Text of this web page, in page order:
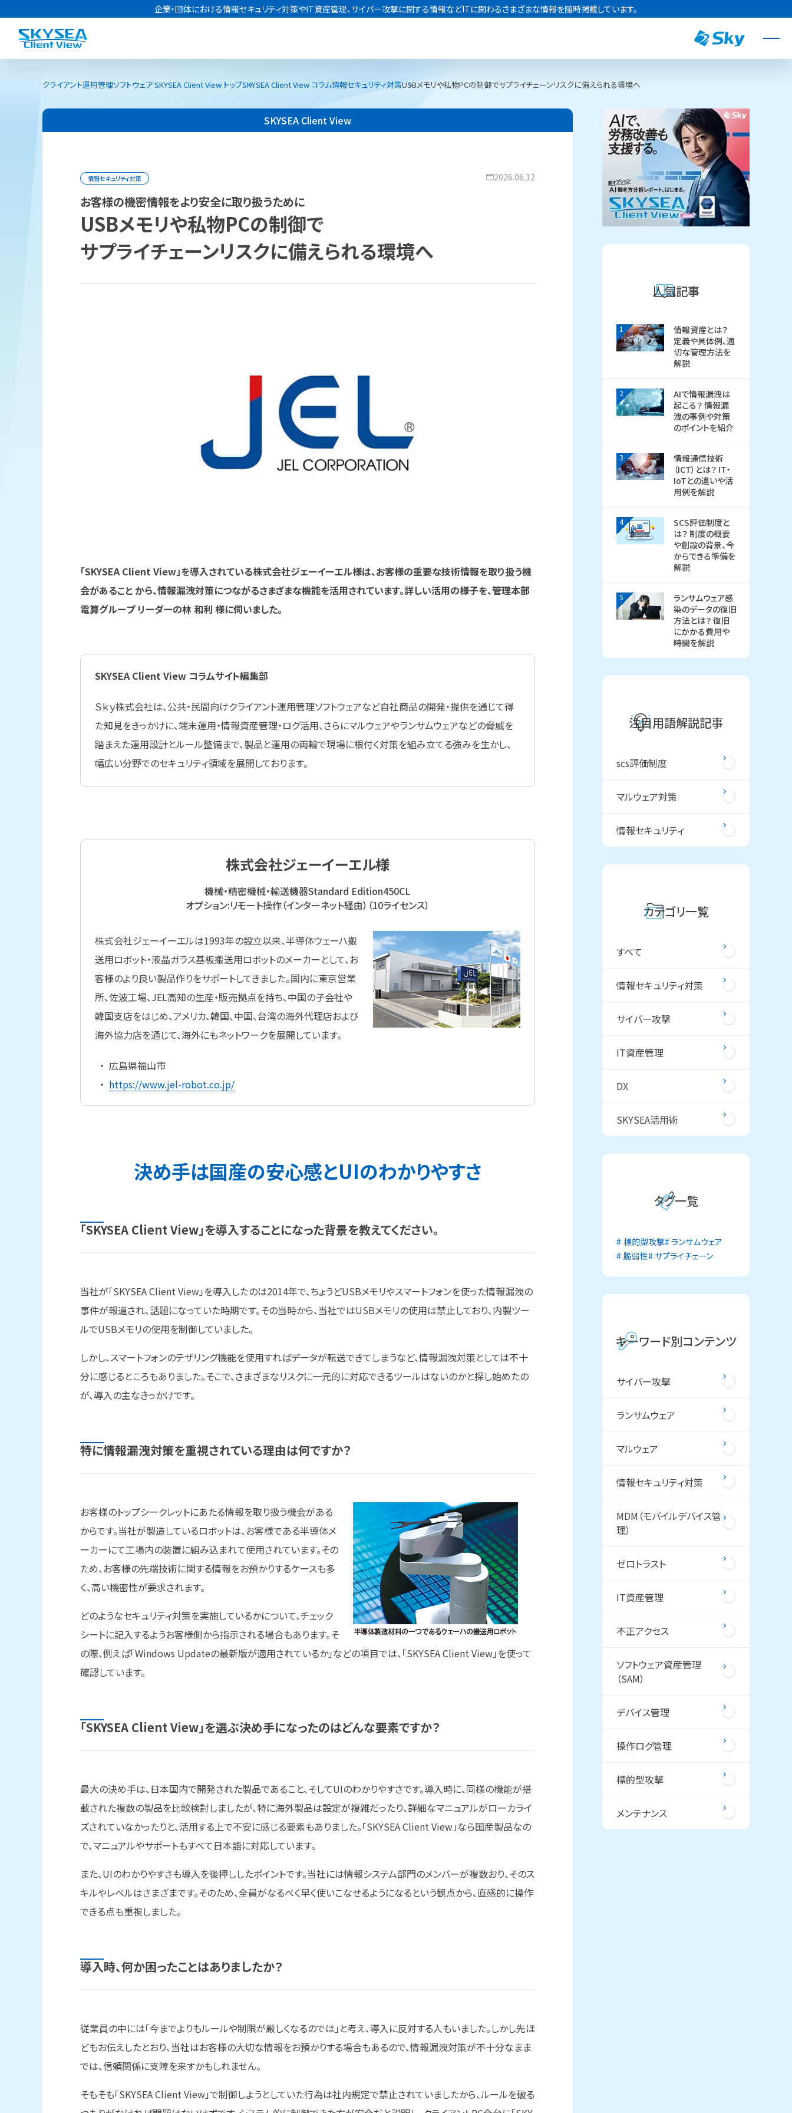
企業・団体における情報セキュリティ対策やIT資産管理、サイバー攻撃に関する情報などITに関わるさまざまな情報を随時掲載しています。
クライアント運用管理ソフトウェア SKYSEA Client View トップSKYSEA Client View コラム情報セキュリティ対策USBメモリや私物PCの制御でサプライチェーンリスクに備えられる環境へ
SKYSEA Client View
情報セキュリティ対策 2026.06.12
お客様の機密情報をより安全に取り扱うために
USBメモリや私物PCの制御で
サプライチェーンリスクに備えられる環境へ
「SKYSEA Client View」を導入されている株式会社ジェーイーエル様は、お客様の重要な技術情報を取り扱う機
会があること から、情報漏洩対策につながるさまざまな機能を活用されています。詳しい活用の様子を、管理本部
電算グループ リーダーの林 和利 様に伺いました。
SKYSEA Client View コラムサイト編集部
Ｓｋｙ株式会社は、公共・民間向けクライアント運用管理ソフトウェアなど自社商品の開発・提供を通じて得
た知見をきっかけに、端末運用・情報資産管理・ログ活用、さらにマルウェアやランサムウェアなどの脅威を
踏まえた運用設計とルール整備まで、製品と運用の両輪で現場に根付く対策を組み立てる強みを生かし、
幅広い分野でのセキュリティ領域を展開しております。
株式会社ジェーイーエル様
機械・精密機械・輸送機器Standard Edition450CL
オプション:リモート操作（インターネット経由）（10ライセンス）
株式会社ジェーイーエルは1993年の設立以来、半導体ウェーハ搬
送用ロボット・液晶ガラス基板搬送用ロボットのメーカーとして、お
客様のより良い製品作りをサポートしてきました。国内に東京営業
所、佐波工場、JEL高知の生産・販売拠点を持ち、中国の子会社や
韓国支店をはじめ、アメリカ、韓国、中国、台湾の海外代理店および
海外協力店を通じて、海外にもネットワークを展開しています。
広島県福山市
https://www.jel-robot.co.jp/
決め手は国産の安心感とUIのわかりやすさ
「SKYSEA Client View」を導入することになった背景を教えてください。
当社が「SKYSEA Client View」を導入したのは2014年で、ちょうどUSBメモリやスマートフォンを使った情報漏洩の
事件が報道され、話題になっていた時期です。その当時から、当社ではUSBメモリの使用は禁止しており、内製ツー
ルでUSBメモリの使用を制御していました。
しかし、スマートフォンのテザリング機能を使用すればデータが転送できてしまうなど、情報漏洩対策としては不十
分に感じるところもありました。そこで、さまざまなリスクに一元的に対応できるツールはないのかと探し始めたの
が、導入の主なきっかけです。
特に情報漏洩対策を重視されている理由は何ですか？
お客様のトップシークレットにあたる情報を取り扱う機会がある
からです。当社が製造しているロボットは、お客様である半導体メ
ーカーにて工場内の装置に組み込まれて使用されています。その
ため、お客様の先端技術に関する情報をお預かりするケースも多
く、高い機密性が要求されます。
どのようなセキュリティ対策を実施しているかについて、チェック
シートに記入するようお客様側から指示される場合もあります。そ
の際、例えば「Windows Updateの最新版が適用されているか」などの項目では、「SKYSEA Client View」を使って
確認しています。
「SKYSEA Client View」を選ぶ決め手になったのはどんな要素ですか？
最大の決め手は、日本国内で開発された製品であること、そしてUIのわかりやすさです。導入時に、同様の機能が搭
載された複数の製品を比較検討しましたが、特に海外製品は設定が複雑だったり、詳細なマニュアルがローカライ
ズされていなかったりと、活用する上で不安に感じる要素もありました。「SKYSEA Client View」なら国産製品なの
で、マニュアルやサポートもすべて日本語に対応しています。
また、UIのわかりやすさも導入を後押ししたポイントです。当社には情報システム部門のメンバーが複数おり、そのス
キルやレベルはさまざまです。そのため、全員がなるべく早く使いこなせるようになるという観点から、直感的に操作
できる点も重視しました。
導入時、何か困ったことはありましたか？
従業員の中には「今までよりもルールや制限が厳しくなるのでは」と考え、導入に反対する人もいました。しかし先ほ
どもお伝えしたとおり、当社はお客様の大切な情報をお預かりする場合もあるので、情報漏洩対策が不十分なまま
では、信頼関係に支障を来すかもしれません。
そもそも「SKYSEA Client View」で制御しようとしていた行為は社内規定で禁止されていましたから、ルールを破る
人気記事
1
情報資産とは？
定義や具体例、適
切な管理方法を
解説
2
AIで情報漏洩は
起こる？ 情報漏
洩の事例や対策
のポイントを紹介
3
情報通信技術
（ICT）とは？ IT・
IoTとの違いや活
用例を解説
4
SCS評価制度と
は？ 制度の概要
や創設の背景、今
からできる準備を
解説
5
ランサムウェア感
染のデータの復旧
方法とは？ 復旧
にかかる費用や
時間を解説
注目用語解説記事
scs評価制度
マルウェア対策
情報セキュリティ
カテゴリ一覧
すべて
情報セキュリティ対策
サイバー攻撃
IT資産管理
DX
SKYSEA活用術
タグ一覧
標的型攻撃 ランサムウェア
脆弱性
サプライチェーン
キーワード別コンテンツ
サイバー攻撃
ランサムウェア
マルウェア
情報セキュリティ対策
MDM（モバイルデバイス管
理）
ゼロトラスト
IT資産管理
不正アクセス
ソフトウェア資産管理
（SAM）
デバイス管理
操作ログ管理
標的型攻撃
メンテナンス